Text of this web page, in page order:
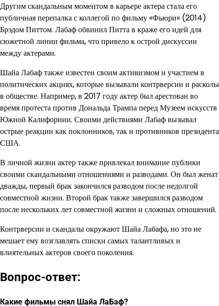
Другим скандальным моментом в карьере актера стала его
публичная перепалка с коллегой по фильму «Фьюри» (2014)
Брэдом Питтом. Лабаф обвинил Питта в краже его идей для
сюжетной линии фильма, что привело к острой дискуссии
между актерами.
Шайа Лабаф также известен своим активизмом и участием в
политических акциях, которые вызывали контрверсии и расколы
в обществе. Например, в 2017 году актер был арестован во
время протеста против Дональда Трампа перед Музеем искусств
Южной Калифорнии. Своими действиями Лабаф вызывал
острые реакции как поклонников, так и противников президента
США.
В личной жизни актер также привлекал внимание публики
своими скандальными отношениями и разводами. Он был женат
дважды, первый брак закончился разводом после недолгой
совместной жизни. Второй брак также завершился разводом
после нескольких лет совместной жизни и сложных отношений.
Контрверсии и скандалы окружают Шайа Лабафа, но это не
мешает ему возглавлять списки самых талантливых и
влиятельных актеров своего поколения.
Вопрос-ответ:
Какие фильмы снял Шайа ЛаБаф?